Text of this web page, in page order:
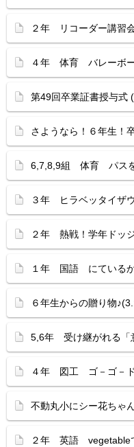
２年 リコーダー講習
４年 体育 バレーボ
第49回卒業証書授与式
さようなら！６年生！
6,7,8,9組 体育 パス
３年 ヒラベッタイザ
２年 熱戦！学年ドッ
１年 国語 にている
６年生からの贈り物
5,6年 受け継がれる「
４年 図工 ゴ－ゴ－
不動丸小にシー花ちゃ
２年 英語 vegetable